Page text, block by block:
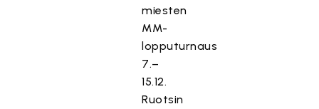
miesten
MM-
lopputurnaus
7.–
15.12.
Ruotsin